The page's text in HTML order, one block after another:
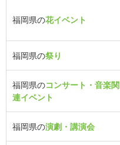
福岡県の花イベント
福岡県の祭り
福岡県のコンサート・音楽関
連イベント
福岡県の演劇・講演会